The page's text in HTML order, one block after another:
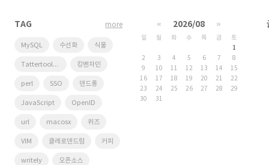
TAG
MySQL 수선화 식물
Tattertools plugin 킹벤자민
perl SSO 덴드롱
JavaScript OpenID
url macosx 퀴즈
VIM 클레로덴드럼 커피
writely 오픈소스
more « 2026/08 »
일 월 화 수 목 금
토
1
2
3 4 5 6 7
8
9
10 11 12 13 14
15
16
17 18 19 20 21
22
23
24 25 26 27 28
29
30
31